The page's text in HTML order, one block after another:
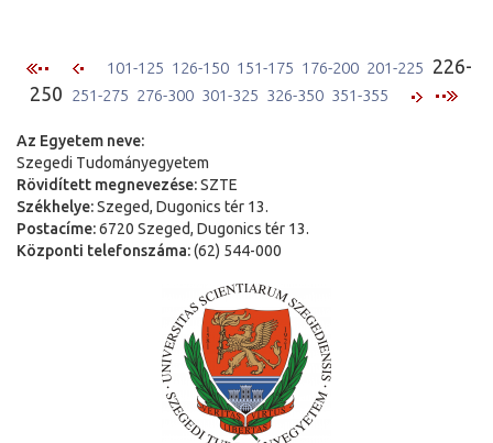
101-125 126-150 151-175 176-200 201-225 226-
250 251-275 276-300 301-325 326-350 351-355
Az Egyetem neve:
Szegedi Tudományegyetem
Rövidített megnevezése:SZTE
Székhelye:Szeged, Dugonics tér 13.
Postacíme:6720 Szeged, Dugonics tér 13.
Központi telefonszáma:(62) 544-000